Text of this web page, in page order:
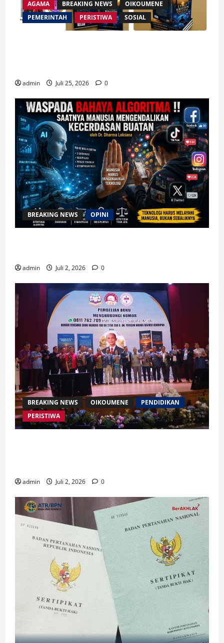
AGAMA BREAKING NEWS
OIKOUMENE
PEMERINTAH
PERISTIWA SOSIAL
admin Juli 25, 2026 0
BREAKING NEWS OPINI
admin Juli 2, 2026 0
BREAKING NEWS OIKOUMENE
PENDIDIKAN
PERISTIWA
admin Juli 2, 2026 0